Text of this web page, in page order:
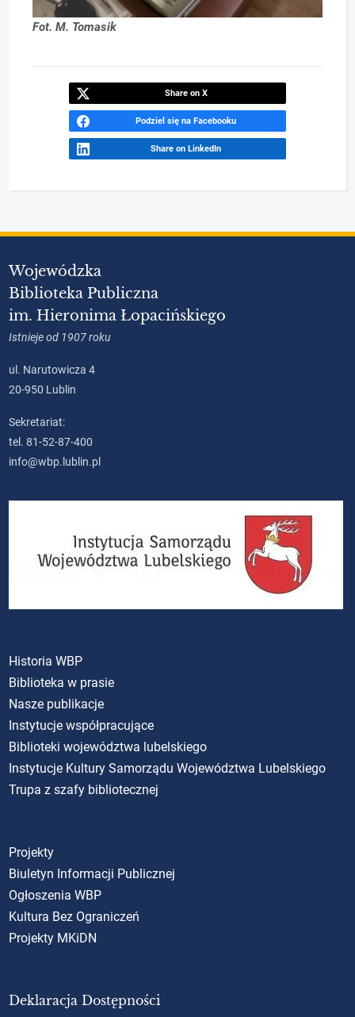
Fot. M. Tomasik
Share on X
Podziel się na Facebooku
Share on LinkedIn
Wojewódzka
Biblioteka Publiczna
im. Hieronima Łopacińskiego
Istnieje od 1907 roku
ul. Narutowicza 4
20-950 Lublin
Sekretariat:
tel. 81-52-87-400
info@wbp.lublin.pl
Historia WBP
Biblioteka w prasie
Nasze publikacje
Instytucje współpracujące
Biblioteki województwa lubelskiego
Instytucje Kultury Samorządu Województwa Lubelskiego
Trupa z szafy bibliotecznej
Projekty
Biuletyn Informacji Publicznej
Ogłoszenia WBP
Kultura Bez Ograniczeń
Projekty MKiDN
Deklaracja Dostępności